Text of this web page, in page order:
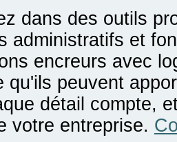
dans des outils
administratifs et
encreurs avec
qu'ils peuvent
détail compte,
votre entreprise.